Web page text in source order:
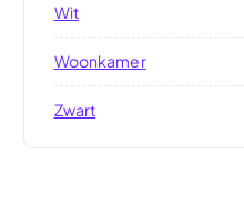
Wit
Woonkamer
Zwart